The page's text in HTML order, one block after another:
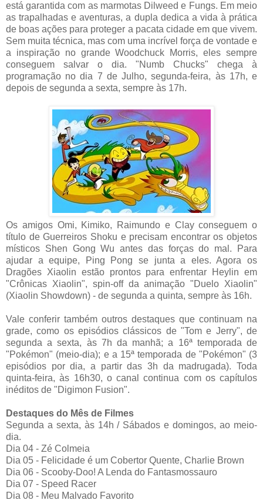
está garantida com as marmotas Dilweed e Fungs. Em meio
as trapalhadas eaventuras, a dupla dedica a vida à prática
de boas ações para proteger a pacata cidade em que vivem.
Sem muita técnica, mas com uma incrível força de vontade e
a inspiração no grandeWoodchuck Morris, eles sempre
conseguem salvar o dia. "Numb Chucks" chega à
programação no dia 7 de Julho, segunda-feira, às 17h, e
depois de segunda a sexta, sempre às 17h.
Os amigos Omi, Kimiko, Raimundo e Clay conseguem o
título de Guerreiros Shoku e precisam encontrar os objetos
místicos Shen Gong Wu antes das forças do mal. Para
ajudar a equipe, Ping Pong se junta a eles. Agora os
Dragões Xiaolin estão prontos para enfrentar Heylin em
"Crônicas Xiaolin", spin-off da animação "Duelo Xiaolin"
(Xiaolin Showdown) - de segunda a quinta, sempre às 16h.
Vale conferir também outros destaques que continuam na
grade, como os episódios clássicos de "Tom e Jerry", de
segunda a sexta, às 7h da manhã; a 16ª temporada de
"Pokémon" (meio-dia); e a 15ª temporada de "Pokémon" (3
episódios por dia, a partir das 3h da madrugada). Toda
quinta-feira, às 16h30, o canal continua com os capítulos
inéditos de "Digimon Fusion".
Destaques do Mês de Filmes
Segunda a sexta, às 14h / Sábados e domingos, ao meio-
dia.
Dia 04 - Zé Colmeia
Dia 05 - Felicidade é um Cobertor Quente, Charlie Brown
Dia 06 - Scooby-Doo! A Lenda do Fantasmossauro
Dia 07 - Speed Racer
Dia 08 - Meu Malvado Favorito